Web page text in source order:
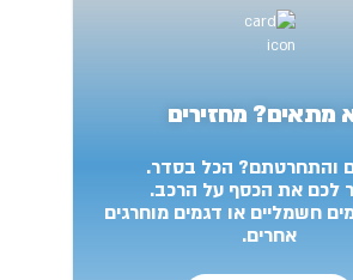
מתאים? מחזירים
והתחרטתם? הכל בסדר.
לכם את הכסף על הרכב.
חשמליים או דגמים מוחרגים
אחרים.